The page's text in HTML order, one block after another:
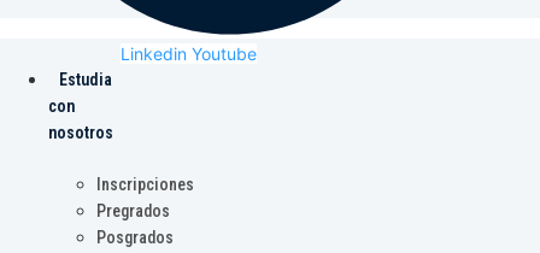
Linkedin Youtube
Estudia
con
nosotros
Inscripciones
Pregrados
Posgrados